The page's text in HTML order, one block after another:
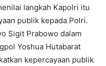
langkah Kapolri itu
publik kepada Polri.
Sigit Prabowo dalam
Yoshua Hutabarat
kepercayaan publik